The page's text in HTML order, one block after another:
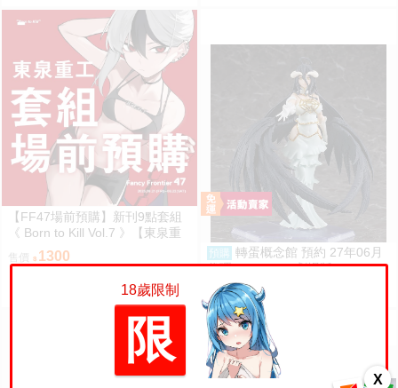
X
【FF47場前預購】新刊9點套組
《 Born to Kill Vol.7 》【東泉重
工】[ 蔚藍檔案 ブルアカ / 鬼方佳
世子 カヨコ ]
1300 預購
轉蛋概念館 預約 27年06月
代理 figma 693 劇場版 OVERLO
RD 聖王國篇 雅兒貝德 免訂金
售價 2400
18歲限制
限